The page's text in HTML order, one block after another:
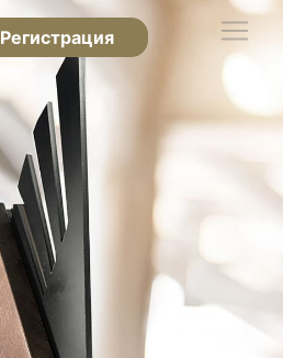
Регистрация